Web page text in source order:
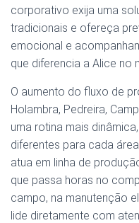
corporativo exija uma
tradicionais e ofereça
emocional e
que diferencia a Alice no
O aumento do fluxo de
Holambra, Pedreira,
uma rotina mais
diferentes para cada
atua em linha de
que passa horas no
campo, na manutenção
lide diretamente com